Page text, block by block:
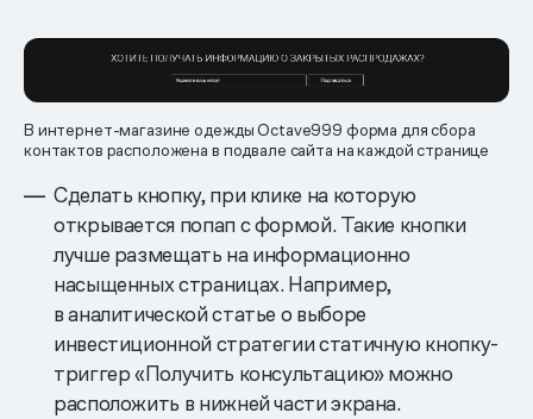
В интернет-магазине одежды Octave999 форма для сбора
контактов расположена в подвале сайта на каждой странице
Сделать кнопку, при клике на которую
открывается попап с формой. Такие кнопки
лучше размещать на информационно
насыщенных страницах. Например,
в аналитической статье о выборе
инвестиционной стратегии статичную кнопку-
триггер «Получить консультацию» можно
расположить в нижней части экрана.